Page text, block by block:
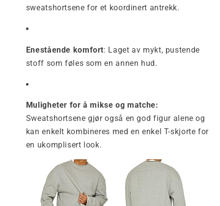
sweatshortsene for et koordinert antrekk.
Enestående komfort: Laget av mykt, pustende
stoff som føles som en annen hud.
Muligheter for å mikse og matche:
Sweatshortsene gjør også en god figur alene og
kan enkelt kombineres med en enkel T-skjorte for
en ukomplisert look.